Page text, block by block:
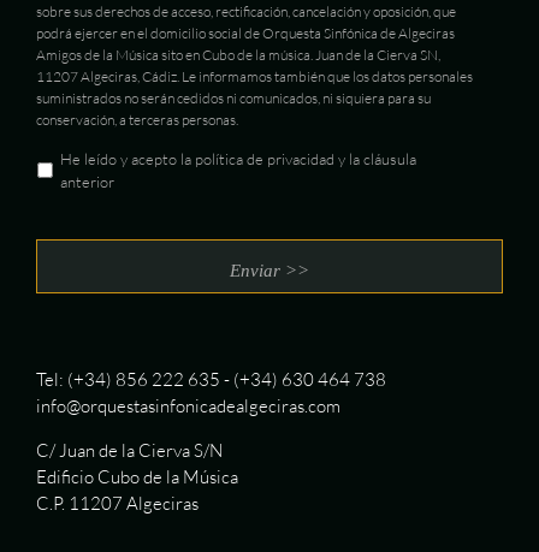
sobre sus derechos de acceso, rectificación, cancelación y oposición, que
podrá ejercer en el domicilio social de Orquesta Sinfónica de Algeciras
Amigos de la Música sito en Cubo de la música. Juan de la Cierva SN,
11207 Algeciras, Cádiz. Le informamos también que los datos personales
suministrados no serán cedidos ni comunicados, ni siquiera para su
conservación, a terceras personas.
He leído y acepto la política de privacidad y la cláusula
anterior
Tel: (+34) 856 222 635 - (+34) 630 464 738
info@orquestasinfonicadealgeciras.com
C/ Juan de la Cierva S/N
Edificio Cubo de la Música
C.P. 11207 Algeciras